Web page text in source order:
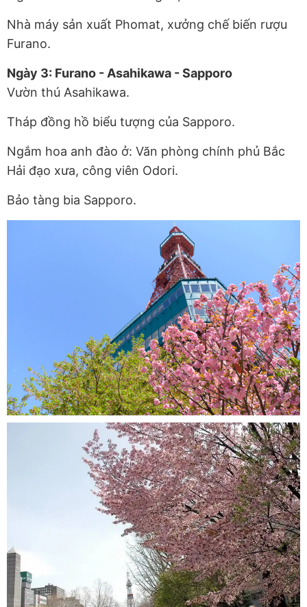
Nhà máy sản xuất Phomat, xưởng chế biến rượu
Furano.
Ngày 3: Furano - Asahikawa - Sapporo
Vườn thú Asahikawa.
Tháp đồng hồ biểu tượng của Sapporo.
Ngắm hoa anh đào ở: Văn phòng chính phủ Bắc
Hải đạo xưa, công viên Odori.
Bảo tàng bia Sapporo.